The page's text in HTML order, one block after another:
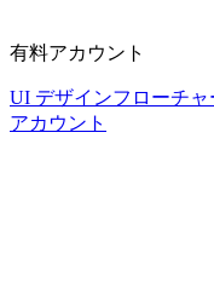
有料アカウント
UI デザインフローチ
アカウント